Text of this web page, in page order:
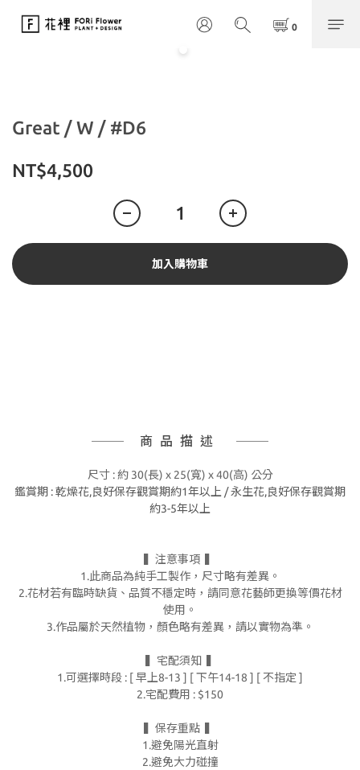
Great / W / #D6
NT$4,500
加入購物車
商品描述
尺寸 : 約 30(長) x 25(寬) x 40(高) 公分
鑑賞期 : 乾燥花,良好保存觀賞期約1年以上 /永生花,良好保存觀賞期
約3-5年以上
▍注意事項 ▍
1.此商品為純手工製作，尺寸略有差異。
2.花材若有臨時缺貨、品質不穩定時，請同意花藝師更換等價花材
使用。
3.作品屬於天然植物，顏色略有差異，請以實物為準。
▍宅配須知 ▍
1.可選擇時段 : [ 早上8-13 ] [ 下午14-18 ] [ 不指定 ]
2.宅配費用 : $150
▍保存重點 ▍
1.避免陽光直射
2.避免大力碰撞